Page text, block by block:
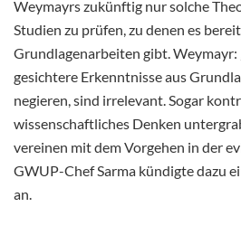
Weymayrs zukünftig nur solche
Studien zu prüfen, zu denen es
Grundlagenarbeiten gibt. Weymayr:
gesichtere Erkenntnisse aus
negieren, sind irrelevant. Sogar
wissenschaftliches Denken
vereinen mit dem Vorgehen in der
GWUP-Chef Sarma kündigte dazu
an.